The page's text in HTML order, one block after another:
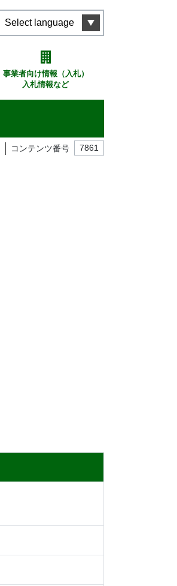
Select language
事業者向け情報（入札）
入札情報など
コンテンツ番号 7861